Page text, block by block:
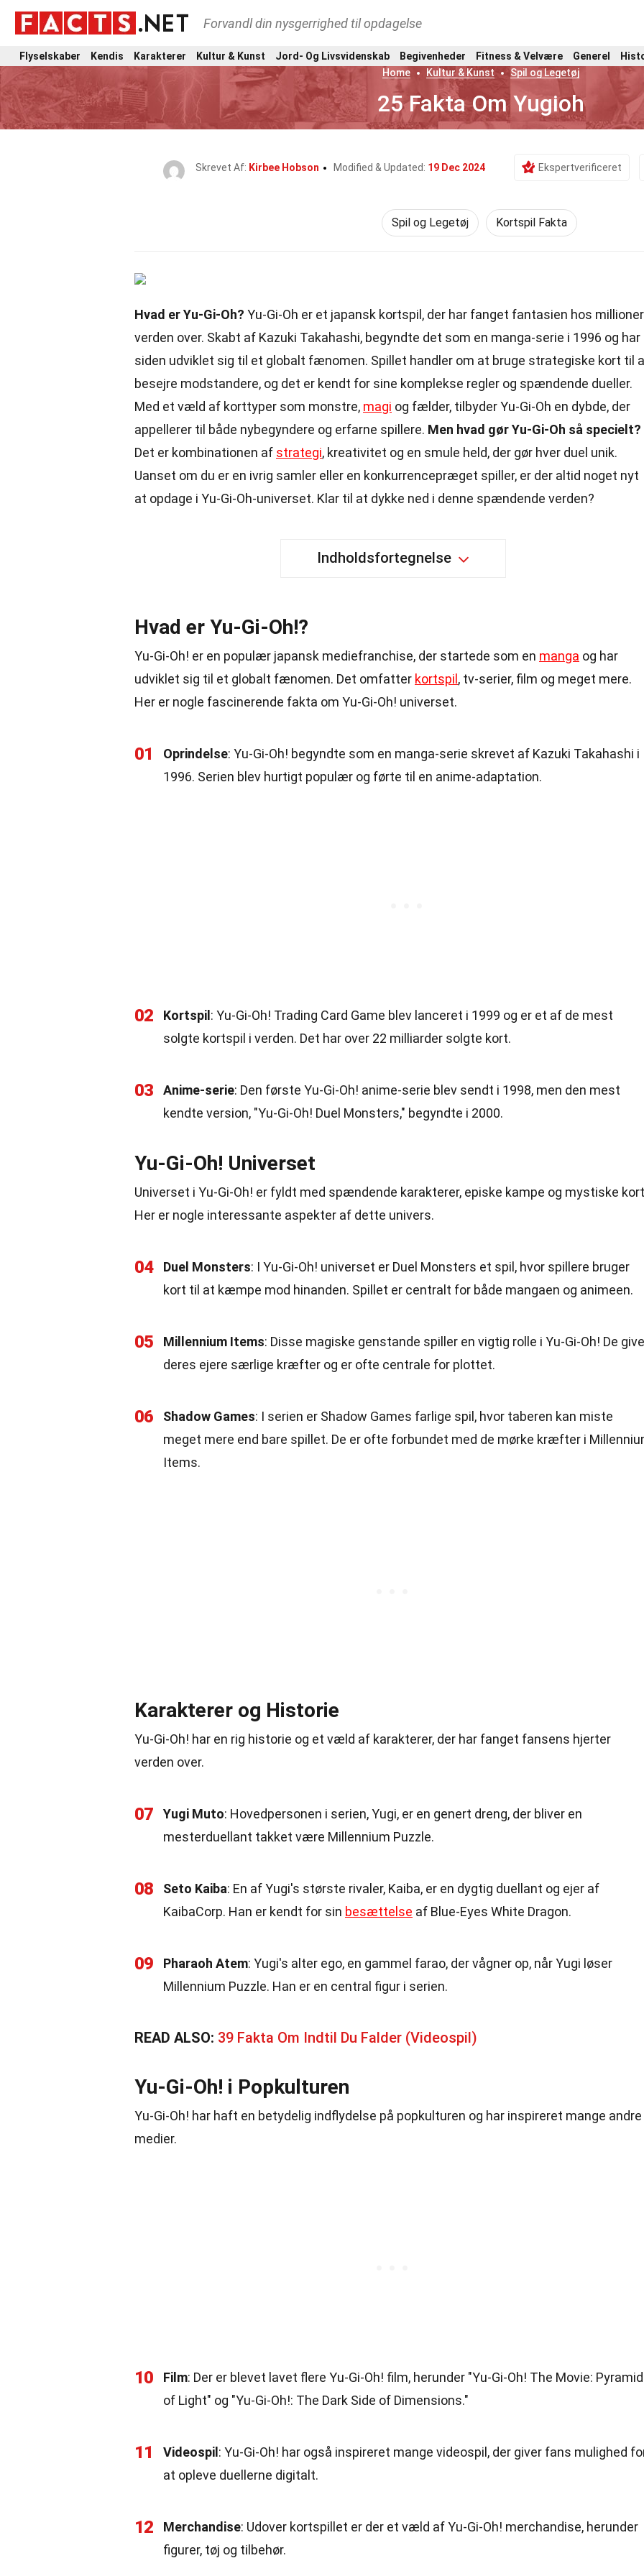
Forvandl din nysgerrighed til opdagelse
Flyselskaber Kendis Karakterer Kultur & Kunst Jord- Og Livsvidenskab Begivenheder Fitness & Velvære Generel
Home
Kultur & Kunst Spil og Legetøj
25 Fakta Om Yugioh
Skrevet Af: Kirbee Hobson Modified & Updated: 19 Dec 2024 Ekspertverificeret
Spil og Legetøj Kortspil Fakta
Hvad er Yu-Gi-Oh? Yu-Gi-Oh er et japansk kortspil, der har fanget fantasien hos millioner
verden over. Skabt af Kazuki Takahashi, begyndte det som en manga-serie i 1996 og har
siden udviklet sig til et globalt fænomen. Spillet handler om at bruge strategiske kort til
besejre modstandere, og det er kendt for sine komplekse regler og spændende dueller.
Med et væld af korttyper som monstre, magi og fælder, tilbyder Yu-Gi-Oh en dybde, der
appellerer til både nybegyndere og erfarne spillere. Men hvad gør Yu-Gi-Oh så specielt?
Det er kombinationen af strategi, kreativitet og en smule held, der gør hver duel unik.
Uanset om du er en ivrig samler eller en konkurrencepræget spiller, er der altid noget nyt
at opdage i Yu-Gi-Oh-universet. Klar til at dykke ned i denne spændende verden?
Indholdsfortegnelse
Hvad er Yu-Gi-Oh!?
Yu-Gi-Oh! er en populær japansk mediefranchise, der startede som en manga og har
udviklet sig til et globalt fænomen. Det omfatter kortspil , tv-serier, film og meget mere.
Her er nogle fascinerende fakta om Yu-Gi-Oh! universet.
01 Oprindelse: Yu-Gi-Oh! begyndte som en manga-serie skrevet af Kazuki Takahashi i
1996. Serien blev hurtigt populær og førte til en anime-adaptation.
02 Kortspil : Yu-Gi-Oh! Trading Card Game blev lanceret i 1999 og er et af de mest
solgte kortspil i verden. Det har over 22 milliarder solgte kort.
03 Anime-serie: Den første Yu-Gi-Oh! anime-serie blev sendt i 1998, men den mest
kendte version, "Yu-Gi-Oh! Duel Monsters," begyndte i 2000.
Yu-Gi-Oh! Universet
Universet i Yu-Gi-Oh! er fyldt med spændende karakterer, episke kampe og mystiske
Her er nogle interessante aspekter af dette univers.
04 Duel Monsters: I Yu-Gi-Oh! universet er Duel Monsters et spil, hvor spillere bruger
kort til at kæmpe mod hinanden. Spillet er centralt for både mangaen og animeen.
05 Millennium Items: Disse magiske genstande spiller en vigtig rolle i Yu-Gi-Oh! De
deres ejere særlige kræfter og er ofte centrale for plottet.
06 Shadow Games: I serien er Shadow Games farlige spil, hvor taberen kan miste
meget mere end bare spillet. De er ofte forbundet med de mørke kræfter i
Items.
Karakterer og Historie
Yu-Gi-Oh! har en rig historie og et væld af karakterer, der har fanget fansens hjerter
verden over.
07 Yugi Muto: Hovedpersonen i serien, Yugi, er en genert dreng, der bliver en
mesterduellant takket være Millennium Puzzle.
08 Seto Kaiba: En af Yugi's største rivaler, Kaiba, er en dygtig duellant og ejer af
KaibaCorp. Han er kendt for sin besættelse af Blue-Eyes White Dragon.
09 Pharaoh Atem: Yugi's alter ego, en gammel farao, der vågner op, når Yugi løser
Millennium Puzzle. Han er en central figur i serien.
READ ALSO: 39 Fakta Om Indtil Du Falder (Videospil)
Yu-Gi-Oh! i Popkulturen
Yu-Gi-Oh! har haft en betydelig indflydelse på popkulturen og har inspireret mange andre
medier.
10 Film: Der er blevet lavet flere Yu-Gi-Oh! film, herunder "Yu-Gi-Oh! The Movie: Pyramid
of Light" og "Yu-Gi-Oh!: The Dark Side of Dimensions."
11 Videospil : Yu-Gi-Oh! har også inspireret mange videospil, der giver fans mulighed
at opleve duellerne digitalt.
12 Merchandise: Udover kortspillet er der et væld af Yu-Gi-Oh! merchandise, herunder
figurer, tøj og tilbehør.